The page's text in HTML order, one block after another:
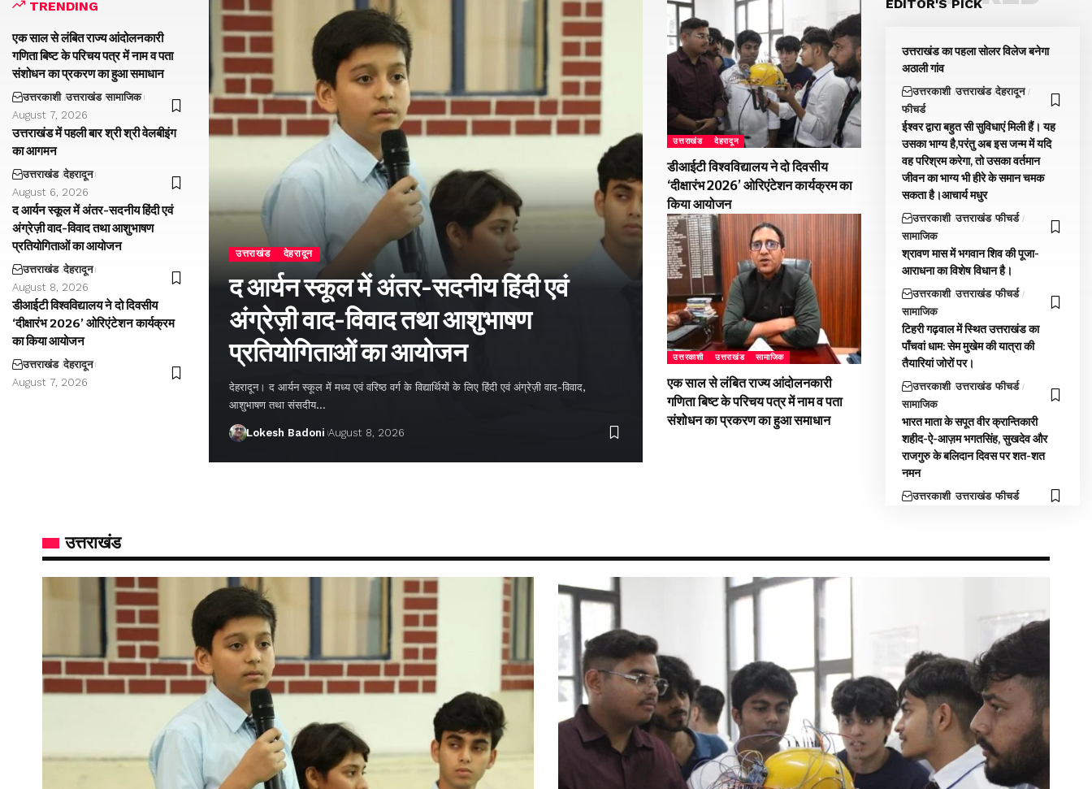
TRENDING
एक साल से लंबित राज्य आंदोलनकारी
गणिता बिष्ट के परिचय पत्र में नाम व पता
संशोधन का प्रकरण का हुआ समाधान
उत्तरकाशी उत्तराखंड सामाजिक
August 7, 2026
उत्तराखंड में पहली बार श्री श्री वेलबीइंग
का आगमन
उत्तराखंड देहरादून
August 6, 2026
द आर्यन स्कूल में अंतर-सदनीय हिंदी एवं
अंग्रेज़ी वाद-विवाद तथा आशुभाषण
प्रतियोगिताओं का आयोजन
उत्तराखंड देहरादून
August 8, 2026
डीआईटी विश्वविद्यालय ने दो दिवसीय
‘दीक्षारंभ 2026’ ओरिएंटेशन कार्यक्रम
का किया आयोजन
उत्तराखंड देहरादून
August 7, 2026
उत्तराखंड देहरादून
द आर्यन स्कूल में अंतर-सदनीय हिंदी एवं
अंग्रेज़ी वाद-विवाद तथा आशुभाषण
प्रतियोगिताओं का आयोजन
देहरादून। द आर्यन स्कूल में मध्य एवं वरिष्ठ वर्ग के विद्यार्थियों के लिए हिंदी एवं अंग्रेज़ी वाद-विवाद,
आशुभाषण तथा संसदीय…
Lokesh Badoni August 8, 2026
उत्तराखंड देहरादून
डीआईटी विश्वविद्यालय ने दो दिवसीय
‘दीक्षारंभ 2026’ ओरिएंटेशन कार्यक्रम का
किया आयोजन
उत्तरकाशी उत्तराखंड सामाजिक
एक साल से लंबित राज्य आंदोलनकारी
गणिता बिष्ट के परिचय पत्र में नाम व पता
संशोधन का प्रकरण का हुआ समाधान
EDITOR'S PICK
उत्तराखंड का पहला सोलर विलेज बनेगा
अठाली गांव
उत्तरकाशी उत्तराखंड देहरादून
फीचर्ड
ईश्वर द्वारा बहुत सी सुविधाएं मिली हैं। यह
उसका भाग्य है,परंतु अब इस जन्म में यदि
वह परिश्रम करेगा, तो उसका वर्तमान
जीवन का भाग्य भी हीरे के समान चमक
सकता है।आचार्य मधुर
उत्तरकाशी उत्तराखंड फीचर्ड
सामाजिक
श्रावण मास में भगवान शिव की पूजा-
आराधना का विशेष विधान है।
उत्तरकाशी उत्तराखंड फीचर्ड
सामाजिक
टिहरी गढ़वाल में स्थित उत्तराखंड का
पाँचवां धाम: सेम मुखेम की यात्रा की
तैयारियां जोरों पर।
उत्तरकाशी उत्तराखंड फीचर्ड
सामाजिक
भारत माता के सपूत वीर क्रान्तिकारी
शहीद-ऐ-आज़म भगतसिंह, सुखदेव और
राजगुरु के बलिदान दिवस पर शत-शत
नमन
उत्तरकाशी उत्तराखंड फीचर्ड
उत्तराखंड